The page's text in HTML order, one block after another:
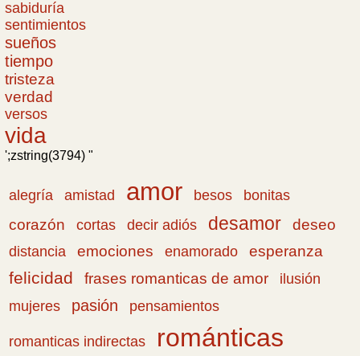
sabiduría
sentimientos
sueños
tiempo
tristeza
verdad
versos
vida
';zstring(3794) "
alegría amistad amor besos
bonitas
corazón
cortas decir adiós desamor deseo
distancia emociones enamorado esperanza
felicidad frases romanticas de amor
ilusión
mujeres
pasión pensamientos
romanticas indirectas románticas